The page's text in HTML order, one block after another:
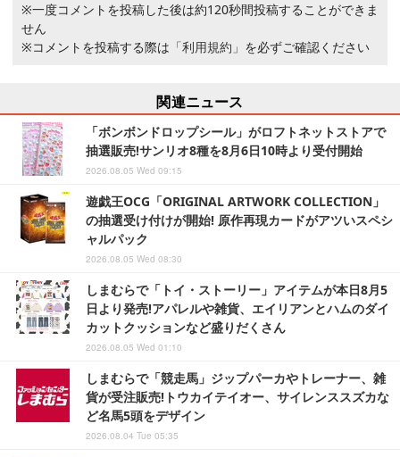
※一度コメントを投稿した後は約120秒間投稿することができま
せん
※コメントを投稿する際は 「利用規約」 を必ずご確認ください
関連ニュース
「ボンボンドロップシール」がロフトネットストアで
抽選販売!サンリオ8種を8月6日10時より受付開始
2026.08.05 Wed 09:15
遊戯王OCG「ORIGINAL ARTWORK COLLECTION」
の抽選受け付けが開始! 原作再現カードがアツいスペシ
ャルパック
2026.08.05 Wed 08:30
しまむらで「トイ・ストーリー」アイテムが本日8月5
日より発売!アパレルや雑貨、エイリアンとハムのダイ
カットクッションなど盛りだくさん
2026.08.05 Wed 01:10
しまむらで「競走馬」ジップパーカやトレーナー、雑
貨が受注販売!トウカイテイオー、サイレンススズカな
ど名馬5頭をデザイン
2026.08.04 Tue 05:35